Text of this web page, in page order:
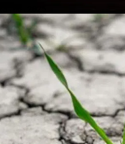
Помощник На Кухне: Как
Хороший Блендер